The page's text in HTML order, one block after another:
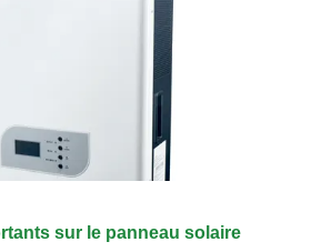
sur le panneau solaire